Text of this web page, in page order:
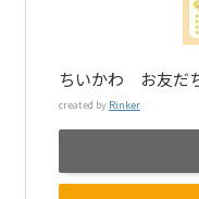
ちいかわ お友だ
created by Rinker